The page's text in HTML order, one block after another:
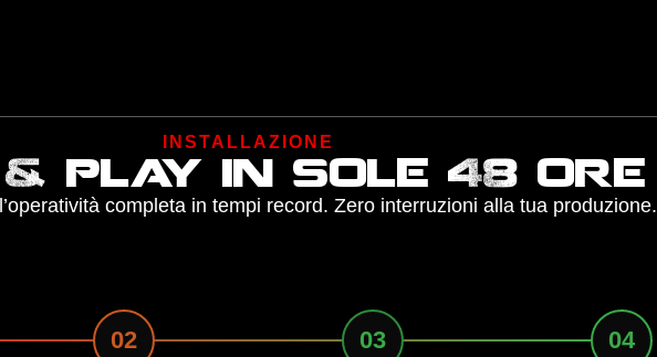
INSTALLAZIONE
play in sole 48 ore
completa in tempi record. Zero interruzioni alla tua produzione.
02 03 04